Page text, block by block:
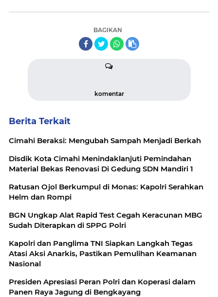
BAGIKAN
komentar
Berita Terkait
Cimahi Beraksi: Mengubah Sampah Menjadi Berkah
Disdik Kota Cimahi Menindaklanjuti Pemindahan
Material Bekas Renovasi Di Gedung SDN Mandiri 1
Ratusan Ojol Berkumpul di Monas: Kapolri Serahkan
Helm dan Rompi
BGN Ungkap Alat Rapid Test Cegah Keracunan MBG
Sudah Diterapkan di SPPG Polri
Kapolri dan Panglima TNI Siapkan Langkah Tegas
Atasi Aksi Anarkis, Pastikan Pemulihan Keamanan
Nasional
Presiden Apresiasi Peran Polri dan Koperasi dalam
Panen Raya Jagung di Bengkayang